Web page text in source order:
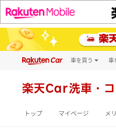
車を買う
新車
車
楽天Car洗車・
トップ マイページ メ